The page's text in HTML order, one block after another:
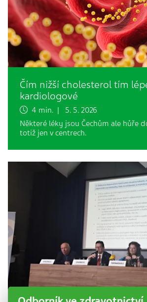
Čím nižší cholesterol tím
kardiologové
4 min. | 5. 5. 2026
Některé léky jsou Čechům ale hůře
totiž jen v centrech.